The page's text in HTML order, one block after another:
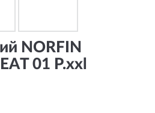
NORFIN
01 Р.xxl